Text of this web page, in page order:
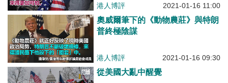
港人博評 2021-01-16 11:00
奧威爾筆下的《動物農莊》與特朗
普終極陰謀
港人博評 2021-01-16 09:30
從美國大亂中醒覺